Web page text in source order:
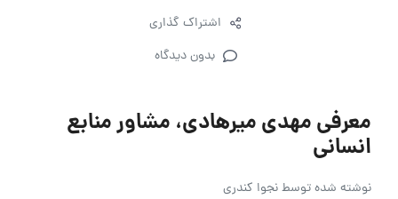
اشتراک گذاری
بدون دیدگاه
معرفی مهدی میرهادی، مشاور منابع
انسانی
نوشته شده توسطنجوا کندری